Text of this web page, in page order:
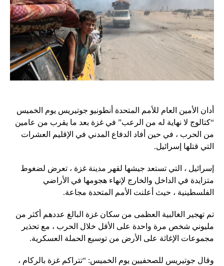
أدان الأمين العام للأمم المتحدة أنطونيو جوتيريس يوم الخميس
“كتالوج لا نهاية له من الرعب” في غزة بعد ما يقرب من عامين
من الحرب ، في حين أفاد الدفاع المدني في الإقليم العشرات
التي قتلها إسرائيل.
إسرائيل ، التي تستعد جيشها لقهر مدينة غزة ، تعرض لضغوط
متزايدة في الداخل والخارج لإنهاء هجومها في الأراضي
الفلسطينية ، حيث أعلنت الأمم المتحدة مجاعة.
تم تهجير الغالبية العظمى من سكان غزة البالغ عددهم أكثر من
مليوني شخص مرة واحدة على الأقل خلال الحرب ، مع تحذير
مجموعات الإغاثة على الأرض من توسيع الحملة العسكرية.
وقال جوتيريس للصحفيين يوم الخميس: “تتراكم غزة بالركام ،